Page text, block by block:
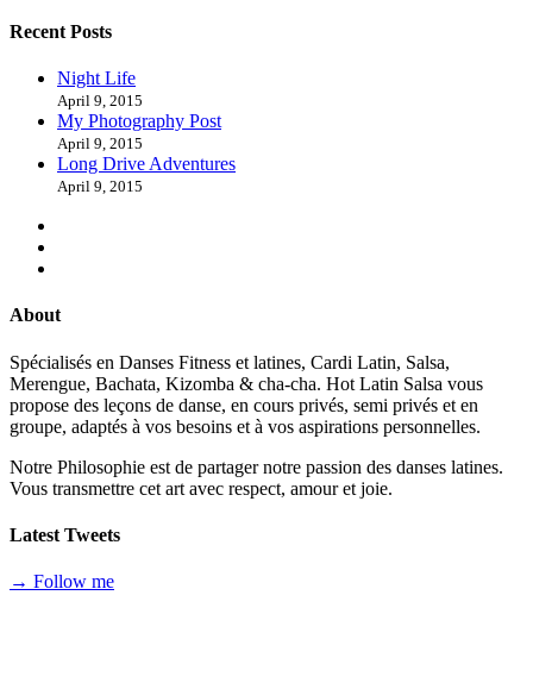
Recent Posts
Night Life
April 9, 2015
My Photography Post
April 9, 2015
Long Drive Adventures
April 9, 2015
About
Spécialisés en Danses Fitness et latines, Cardi Latin, Salsa,
Merengue, Bachata, Kizomba & cha-cha. Hot Latin Salsa vous
propose des leçons de danse, en cours privés, semi privés et en
groupe, adaptés à vos besoins et à vos aspirations personnelles.
Notre Philosophie est de partager notre passion des danses latines.
Vous transmettre cet art avec respect, amour et joie.
Latest Tweets
→ Follow me